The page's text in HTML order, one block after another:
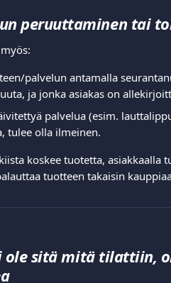
peruuttaminen tai
palvelun antamalla
ja jonka asiakas on
palvelua (esim.
tulee olla ilmeinen.
koskee tuotetta, asiakkaalla
tuotteen takaisin
ole sitä mitä tilattiin,